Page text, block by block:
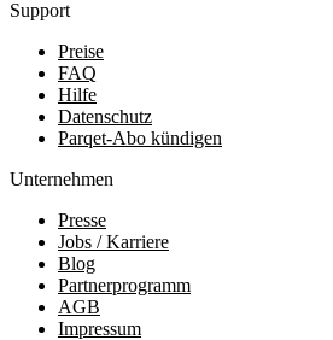
Support
Preise
FAQ
Hilfe
Datenschutz
Parqet-Abo kündigen
Unternehmen
Presse
Jobs / Karriere
Blog
Partnerprogramm
AGB
Impressum